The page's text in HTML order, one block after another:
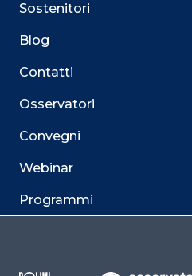
Sostenitori
Blog
Contatti
Osservatori
Convegni
Webinar
Programmi